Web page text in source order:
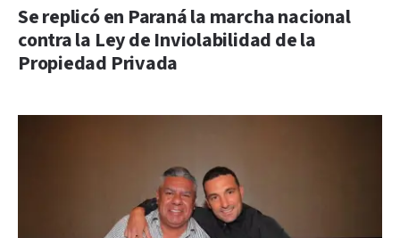
Se replicó en Paraná la marcha nacional
contra la Ley de Inviolabilidad de la
Propiedad Privada